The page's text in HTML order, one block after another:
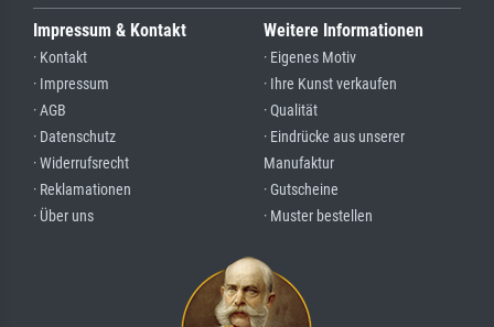
Impressum & Kontakt
· Kontakt
· Impressum
· AGB
· Datenschutz
· Widerrufsrecht
· Reklamationen
· Über uns
Weitere Informationen
· Eigenes Motiv
· Ihre Kunst verkaufen
· Qualität
· Eindrücke aus unserer
Manufaktur
· Gutscheine
· Muster bestellen